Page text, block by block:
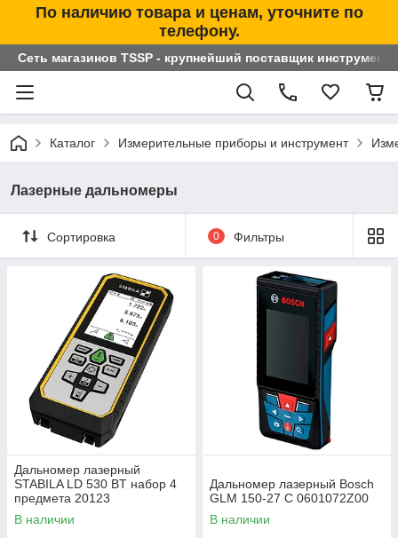
По наличию товара и ценам, уточните по
телефону.
Сеть магазинов TSSP - крупнейший поставщик
Каталог Измерительные приборы и инструмент
Лазерные дальномеры
Сортировка 0 Фильтры
Дальномер лазерный
STABILA LD 530 BT набор 4
предмета 20123
В наличии
Дальномер лазерный Bosch
GLM 150-27 C 0601072Z00
В наличии